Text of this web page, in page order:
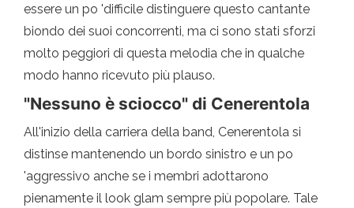
essere un po 'difficile distinguere questo cantante
biondo dei suoi concorrenti, ma ci sono stati sforzi
molto peggiori di questa melodia che in qualche
modo hanno ricevuto più plauso.
"Nessuno è sciocco" di Cenerentola
All'inizio della carriera della band, Cenerentola si
distinse mantenendo un bordo sinistro e un po
'aggressivo anche se i membri adottarono
pienamente il look glam sempre più popolare. Tale